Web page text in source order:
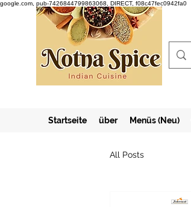
google.com, pub-7426844799863068, DIRECT, f08c47fec0942fa0
Startseite über Menüs (Neu)
All Posts